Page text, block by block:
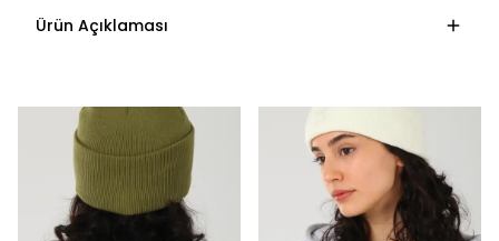
Ürün Açıklaması